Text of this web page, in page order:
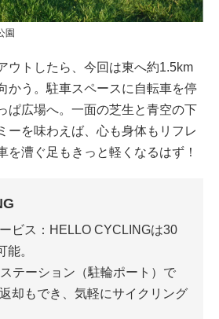
園
ウトしたら、今回は東へ約1.5km
かう。駐車スペースに自転車を停
ぱ広場へ。一面の芝生と青空の下
ーを味わえば、心も身体もリフレ
を漕ぐ足もきっと軽くなるはず！
ビス：HELLO CYCLINGは30
。
テーション（駐輪ポート）で
却もでき、気軽にサイクリング